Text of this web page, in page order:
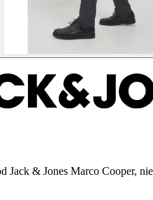
Jack & Jones Marco Cooper,